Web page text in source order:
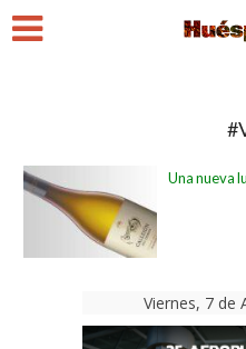
Una nueva
Viernes, 7 de